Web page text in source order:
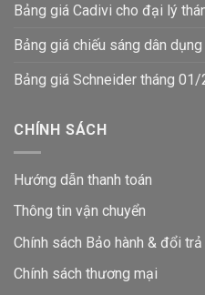
Bảng giá Cadivi cho đại lý
Bảng giá chiếu sáng dân
Bảng giá Schneider tháng
CHÍNH SÁCH
Hướng dẫn thanh toán
Thông tin vận chuyển
Chính sách Bảo hành & đổi trả
Chính sách thương mại